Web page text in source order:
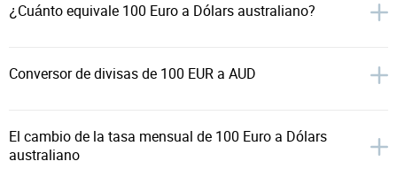
¿Cuánto equivale 100 Euro a Dólars australiano?
Conversor de divisas de 100 EUR a AUD
El cambio de la tasa mensual de 100 Euro a Dólars
australiano